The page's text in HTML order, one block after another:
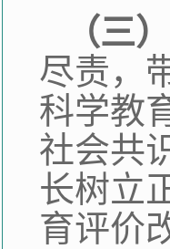
（三
尽责，
科学教
社会共
长树立
育评价